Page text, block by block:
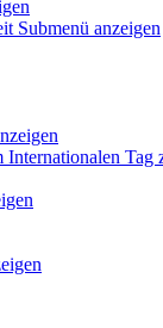
Submenü anzeigen
Tag